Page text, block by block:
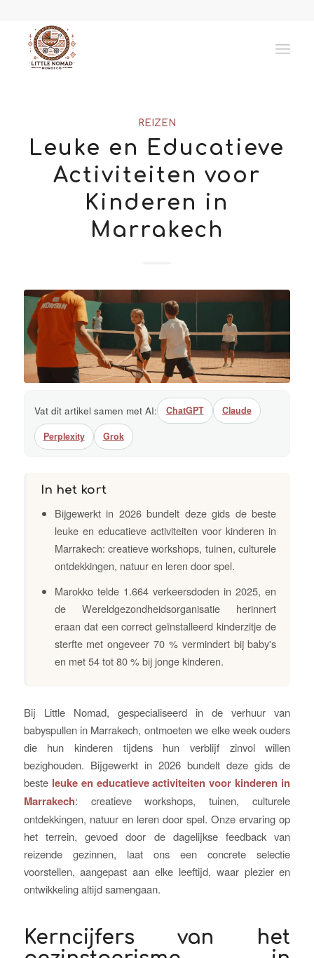
REIZEN
Leuke en Educatieve
Activiteiten voor
Kinderen in
Marrakech
Vat dit artikel samen met AI: ChatGPT Claude
Perplexity Grok
In het kort
Bijgewerkt in 2026 bundelt deze gids de beste
leuke en educatieve activiteiten voor kinderen in
Marrakech: creatieve workshops, tuinen, culturele
ontdekkingen, natuur en leren door spel.
Marokko telde 1.664 verkeersdoden in 2025, en
de Wereldgezondheidsorganisatie herinnert
eraan dat een correct geïnstalleerd kinderzitje de
sterfte met ongeveer 70 % vermindert bij baby's
en met 54 tot 80 % bij jonge kinderen.
Bij Little Nomad, gespecialiseerd in de verhuur van
babyspullen in Marrakech, ontmoeten we elke week ouders
die hun kinderen tijdens hun verblijf zinvol willen
bezighouden. Bijgewerkt in 2026 bundelt deze gids de
beste leuke en educatieve activiteiten voor kinderen in
Marrakech: creatieve workshops, tuinen, culturele
ontdekkingen, natuur en leren door spel. Onze ervaring op
het terrein, gevoed door de dagelijkse feedback van
reizende gezinnen, laat ons een concrete selectie
voorstellen, aangepast aan elke leeftijd, waar plezier en
ontwikkeling altijd samengaan.
Kerncijfers van het